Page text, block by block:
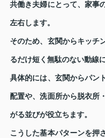
共働き夫婦にとって、家事
左右します。
そのため、玄関からキッチ
るだけ短く無駄のない動線
具体的には、玄関からパン
配置や、洗面所から脱衣所
がる並びが役立ちます。
こうした基本パターンを押